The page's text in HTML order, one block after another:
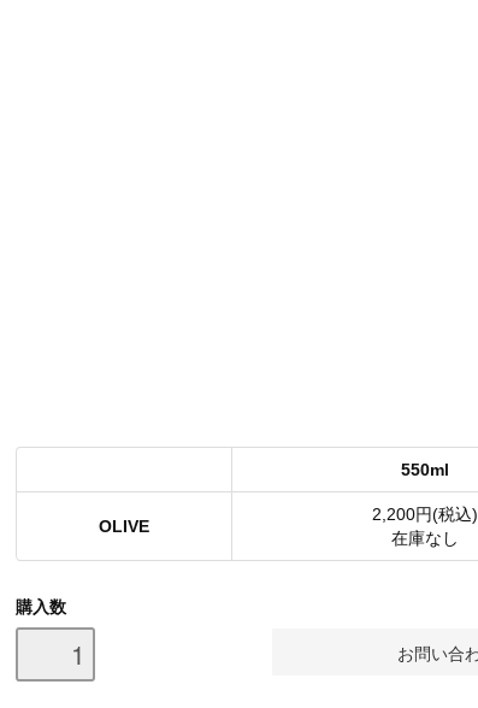
550ml
OLIVE
2,200円(税込)
在庫なし
購入数